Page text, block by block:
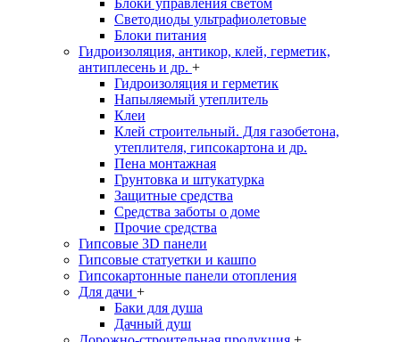
Блоки управления светом
Светодиоды ультрафиолетовые
Блоки питания
Гидроизоляция, антикор, клей, герметик,
антиплесень и др. +
Гидроизоляция и герметик
Напыляемый утеплитель
Клеи
Клей строительный. Для газобетона,
утеплителя, гипсокартона и др.
Пена монтажная
Грунтовка и штукатурка
Защитные средства
Средства заботы о доме
Прочие средства
Гипсовые 3D панели
Гипсовые статуетки и кашпо
Гипсокартонные панели отопления
Для дачи +
Баки для душа
Дачный душ